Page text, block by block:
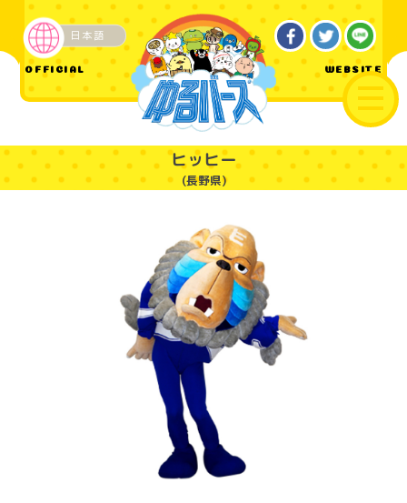
OFFICIAL WEBSITE
日本語
ご当地
ヒッヒー
(長野県)